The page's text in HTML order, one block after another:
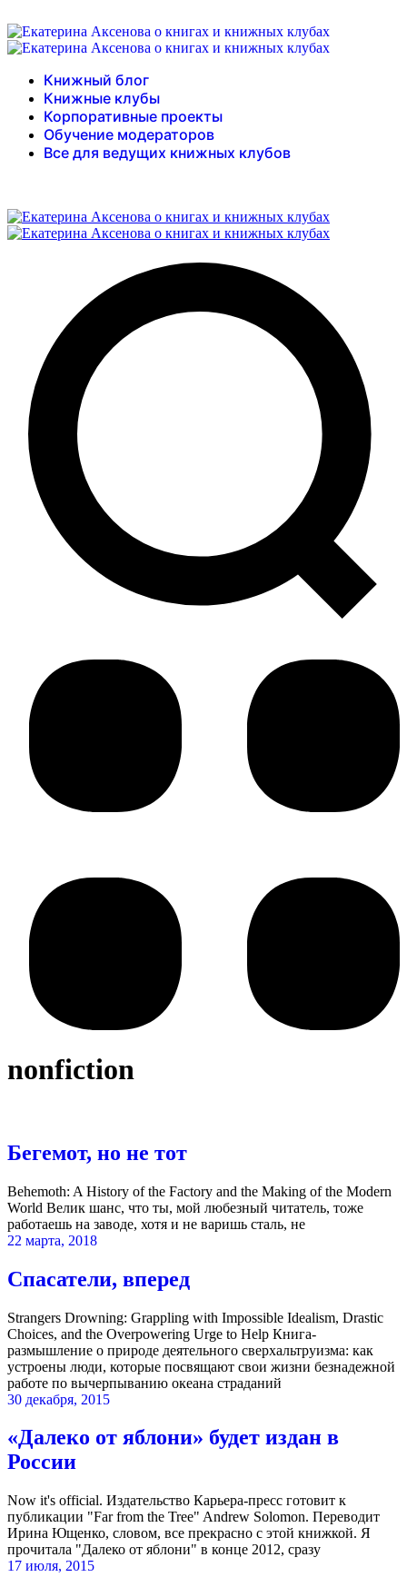
Книжный блог
Книжные клубы
Корпоративные проекты
Обучение модераторов
Все для ведущих книжных клубов
nonfiction
Бегемот, но не тот
Behemoth: A History of the Factory and the Making of the Modern
World Велик шанс, что ты, мой любезный читатель, тоже
работаешь на заводе, хотя и не варишь сталь, не
22 марта, 2018
Спасатели, вперед
Strangers Drowning: Grappling with Impossible Idealism, Drastic
Choices, and the Overpowering Urge to Help Книга-
размышление о природе деятельного сверхальтруизма: как
устроены люди, которые посвящают свои жизни безнадежной
работе по вычерпыванию океана страданий
30 декабря, 2015
«Далеко от яблони» будет издан в
России
Now it's official. Издательство Карьера-пресс готовит к
публикации "Far from the Tree" Andrew Solomon. Переводит
Ирина Ющенко, словом, все прекрасно с этой книжкой. Я
прочитала "Далеко от яблони" в конце 2012, сразу
17 июля, 2015